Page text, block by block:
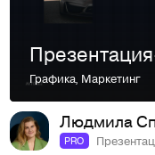
Графика, Маркетинг
Людмила
PRO